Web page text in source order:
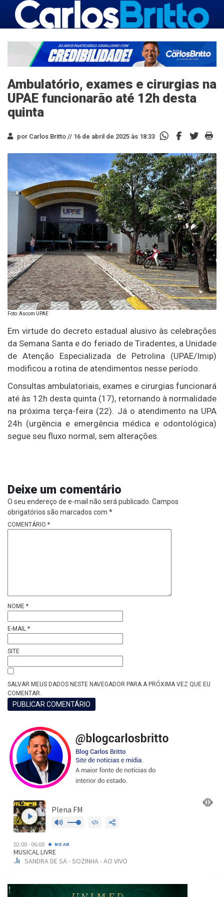
Ambulatório, exames e cirurgias na
UPAE funcionarão até 12h desta
quinta
por Carlos Britto // 16 de abril de 2025 às 18:33
Foto: Ascom UPAE
Em virtude do decreto estadual alusivo às celebrações
da Semana Santa e do feriado de Tiradentes, a Unidade
de Atenção Especializada de Petrolina (UPAE/Imip)
modificou a rotina de atendimentos nesse período.
Consultas ambulatoriais, exames e cirurgias funcionará
até às 12h desta quinta (17), retornando à normalidade
na próxima terça-feira (22). Já o atendimento na UPA
24h (urgência e emergência médica e odontológica)
segue seu fluxo normal, sem alterações.
Deixe um comentário
O seu endereço de e-mail não será publicado. Campos
obrigatórios são marcados com *
COMENTÁRIO *
NOME *
E-MAIL *
SITE
SALVAR MEUS DADOS NESTE NAVEGADOR PARA A PRÓXIMA VEZ QUE EU
COMENTAR.